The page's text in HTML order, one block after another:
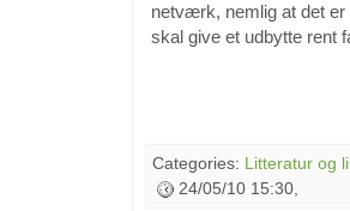
netværk, nemlig at det
skal give et udbytte rent
Categories: Litteratur og
24/05/10 15:30,